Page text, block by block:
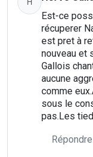
H
Est-ce
récuperer
est pret à
nouveau et
Gallois
aucune
comme
sous le
pas.Les
Répondre